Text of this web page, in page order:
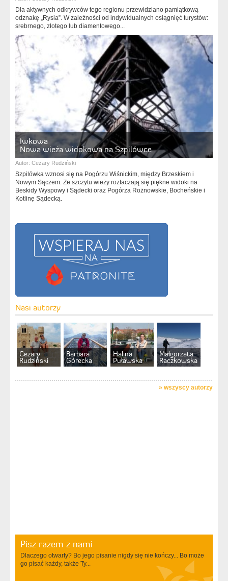
Dla aktywnych odkrywców tego regionu przewidziano pamiątkową
odznakę „Rysia”. W zależności od indywidualnych osiągnięć turystów:
srebrnego, złotego lub diamentowego...
Iwkowa
Nowa wieża widokowa na Szpilówce
Autor: Cezary Rudziński
Szpilówka wznosi się na Pogórzu Wiśnickim, między Brzeskiem i
Nowym Sączem. Ze szczytu wieży roztaczają się piękne widoki na
Beskidy Wyspowy i Sądecki oraz Pogórza Rożnowskie, Bocheńskie i
Kotlinę Sądecką.
Nasi autorzy
Cezary
Rudziński
Barbara
Górecka
Halina
Puławska
Małgorzata
Raczkowska
» wszyscy autorzy
Pisz razem z nami
Dlaczego otwarty? Bo jego pisanie nigdy się nie kończy... Bo może
go pisać każdy, także Ty...